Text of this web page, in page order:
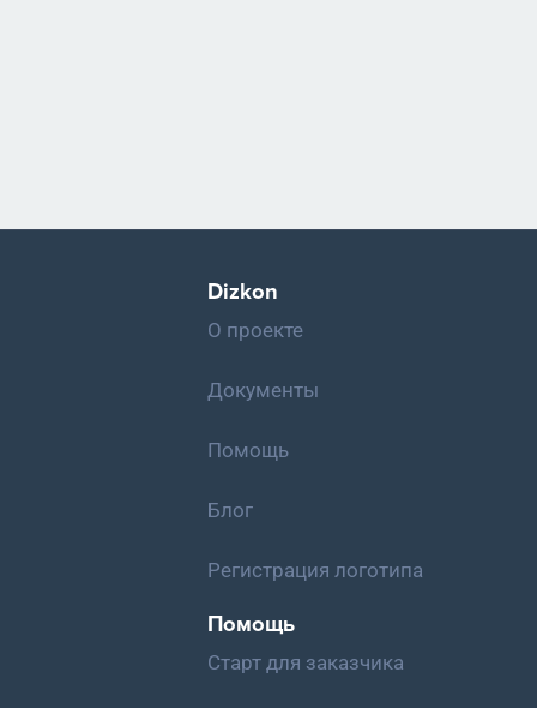
Dizkon
О проекте
Документы
Помощь
Блог
Регистрация логотипа
Помощь
Старт для заказчика